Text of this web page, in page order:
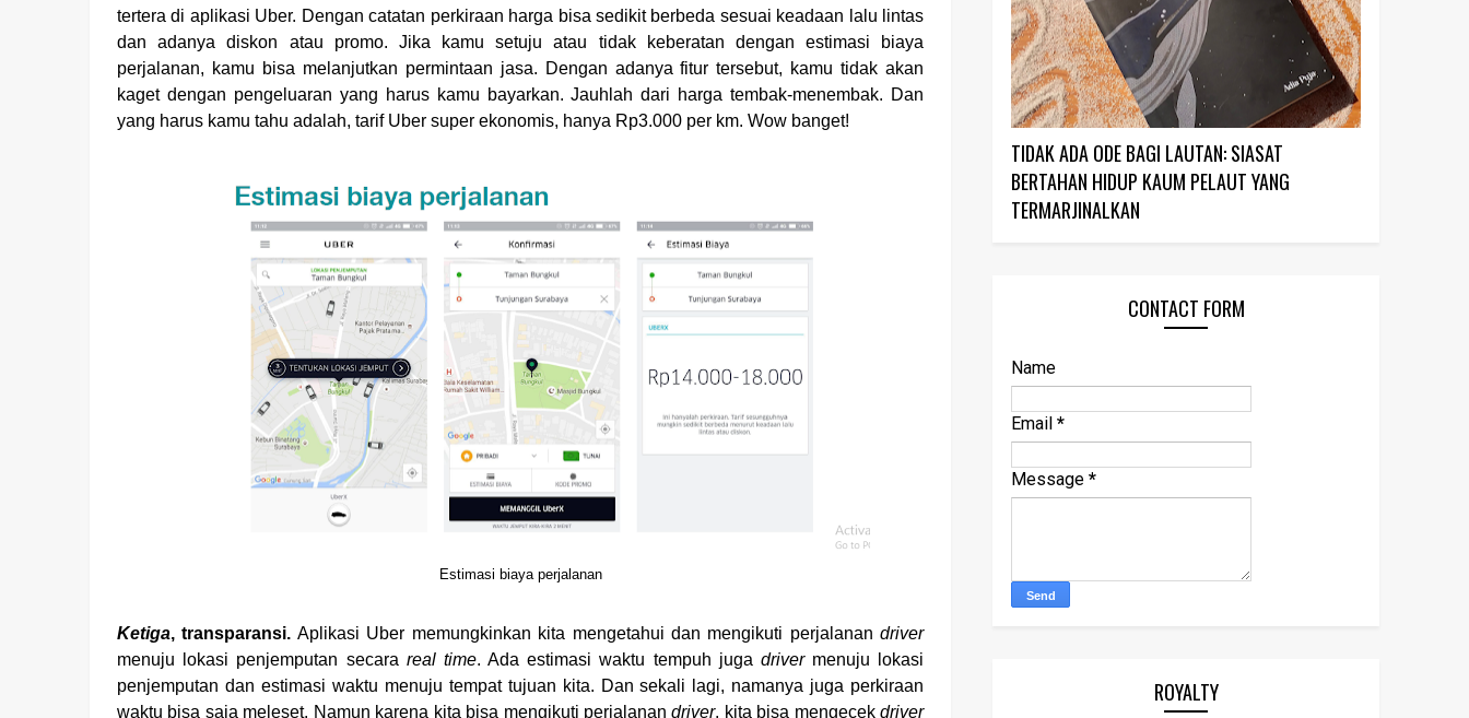
tertera di aplikasi Uber. Dengan catatan perkiraan harga bisa sedikit berbeda sesuai keadaan lalu lintas
dan adanya diskon atau promo. Jika kamu setuju atau tidak keberatan dengan estimasi biaya
perjalanan, kamu bisa melanjutkan permintaan jasa. Dengan adanya fitur tersebut, kamu tidak akan
kaget dengan pengeluaran yang harus kamu bayarkan. Jauhlah dari harga tembak-menembak. Dan
yang harus kamu tahu adalah, tarif Uber super ekonomis, hanya Rp3.000 per km. Wow banget!
Estimasi biaya perjalanan
Ketiga, transparansi. Aplikasi Uber memungkinkan kita mengetahui dan mengikuti perjalanandriver
menuju lokasi penjemputan secara real time. Ada estimasi waktu tempuh juga drivermenuju lokasi
penjemputan dan estimasi waktu menuju tempat tujuan kita. Dan sekali lagi, namanya juga perkiraan
waktu bisa saja meleset. Namun karena kita bisa mengikuti perjalanandriver, kita bisa mengecekdriver
TIDAK ADA ODE BAGI LAUTAN: SIASAT
BERTAHAN HIDUP KAUM PELAUT YANG
TERMARJINALKAN
CONTACT FORM
Name
Email *
Message *
ROYALTY